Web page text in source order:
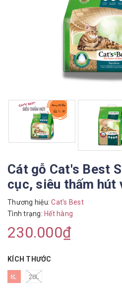
Cát gỗ Cat's Best
cục, siêu thấm hút
Thương hiệu: Cat's Best
Tình trạng: Hết hàng
230.000₫
KÍCH THƯỚC
8L 20L